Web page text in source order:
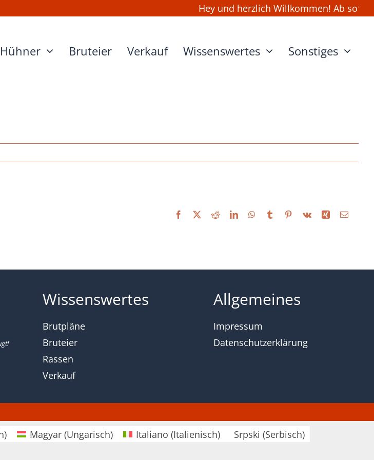
Hey und herzlich Willkommen! Ab
Hühner Bruteier Verkauf Wissenswertes Sonstiges
Facebook RedditLinkedInWhatsApp
Tumblr Pinterest
Vk Xing E-
Wissenswertes
Brutpläne
Bruteier
Rassen
Verkauf
Allgemeines
Impressum
Datenschutzerklärung
) Magyar(Ungarisch) Italiano (Italienisch) Srpski (Serbisch)